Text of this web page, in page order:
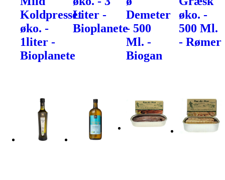
Koldpresset
øko. -
1liter -
Bioplanete
Liter -
Bioplanete
Demeter
- 500
Ml. -
Biogan
øko. -
500 Ml.
- Rømer